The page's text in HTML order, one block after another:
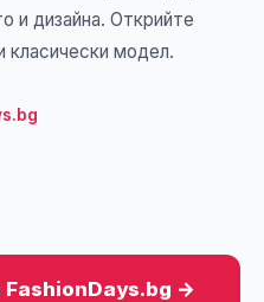
и дизайна. Открийте
класически модел.
FashionDays.bg →